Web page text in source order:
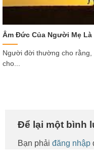
Âm Đức Của Người Mẹ Là
Người đời thường cho
cho...
Để lại một bình
Bạn phải đăng nhập